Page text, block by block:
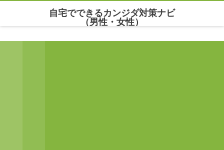
自宅でできるカンジダ対策ナビ
（男性・女性）